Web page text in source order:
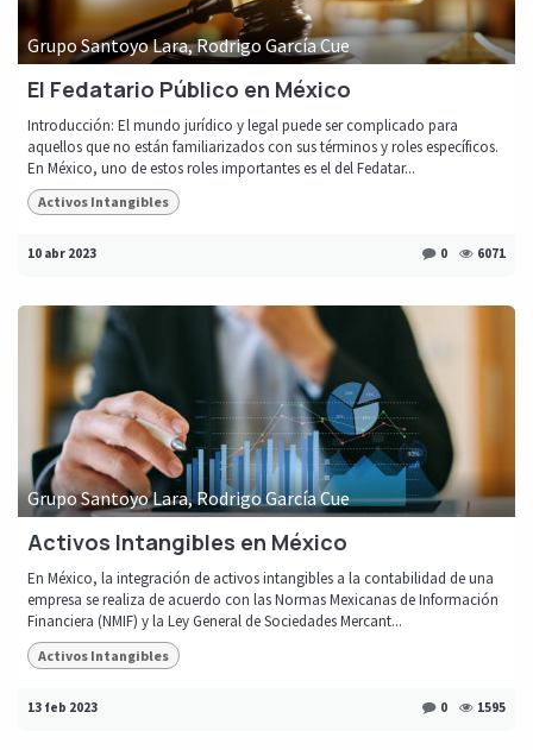
Grupo Santoyo Lara, Rodrigo García Cue
El Fedatario Público en México
Introducción: El mundo jurídico y legal puede ser complicado para
aquellos que no están familiarizados con sus términos y roles específicos.
En México, uno de estos roles importantes es el del Fedatar...
Activos Intangibles
10 abr 2023 0 6071
Grupo Santoyo Lara, Rodrigo García Cue
Activos Intangibles en México
En México, la integración de activos intangibles a la contabilidad de una
empresa se realiza de acuerdo con las Normas Mexicanas de Información
Financiera (NMIF) y la Ley General de Sociedades Mercant...
Activos Intangibles
13 feb 2023 0 1595